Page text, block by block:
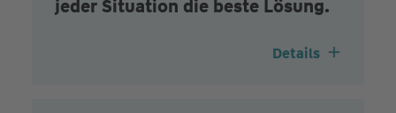
jeder Situation die beste Lösung.
Details